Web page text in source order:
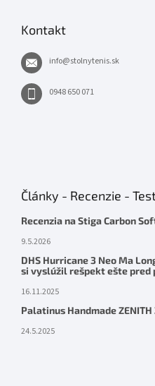
Kontakt
info@stolnytenis.sk
0948 650 071
Články - Recenzie -
Recenzia na Stiga Carbon
9.5.2026
DHS Hurricane 3 Neo Ma
si vyslúžil rešpekt ešte pred
16.11.2025
Palatinus Handmade
24.5.2025